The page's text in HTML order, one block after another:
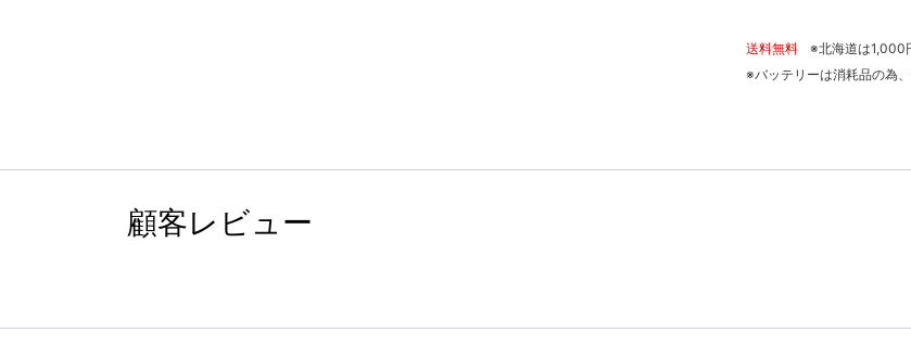
送料無料
※北海道は1,000
※バッテリーは消耗品の為
顧客レビュー